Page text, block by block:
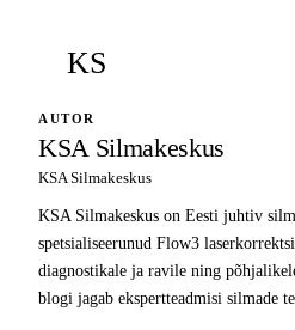
KS
AUTOR
KSA Silmakeskus
KSA Silmakeskus
KSA Silmakeskus on Eesti juhtiv
spetsialiseerunud Flow3
diagnostikale ja ravile ning
blogi jagab ekspertteadmisi silmade